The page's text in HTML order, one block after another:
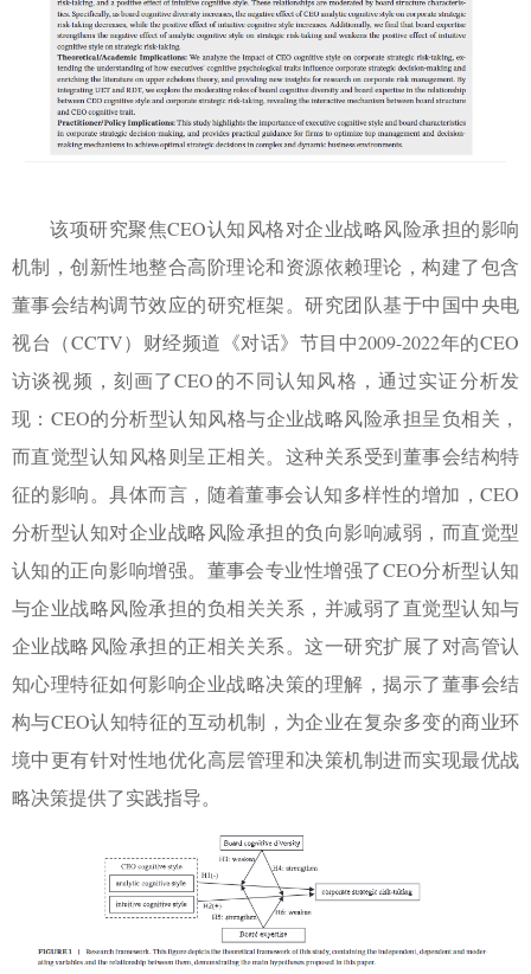
该项研究聚焦CEO认知风格对企业战略风险承担的影响
机制，创新性地整合高阶理论和资源依赖理论，构建了包含
董事会结构调节效应的研究框架。研究团队基于中国中央电
视台（CCTV）财经频道《对话》节目中2009-2022年的CEO
访谈视频，刻画了CEO的不同认知风格，通过实证分析发
现： CEO的分析型认知风格与企业战略风险承担呈负相关，
而直觉型认知风格则呈正相关。这种关系受到董事会结构特
征的影响。具体而言，随着董事会认知多样性的增加， CEO
分析型认知对企业战略风险承担的负向影响减弱，而直觉型
认知的正向影响增强。董事会专业性增强了CEO分析型认知
与企业战略风险承担的负相关关系，并减弱了直觉型认知与
企业战略风险承担的正相关关系。这一研究扩展了对高管认
知心理特征如何影响企业战略决策的理解，揭示了董事会结
构与CEO认知特征的互动机制，为企业在复杂多变的商业环
境中更有针对性地优化高层管理和决策机制进而实现最优战
略决策提供了实践指导。